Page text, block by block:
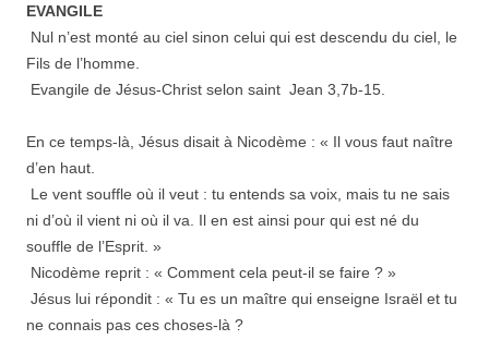
EVANGILE
Nul n’est monté au ciel sinon celui qui est descendu du ciel, le
Fils de l’homme.
Evangile de Jésus-Christ selon saint Jean 3,7b-15.
En ce temps-là, Jésus disait à Nicodème : « Il vous faut naître
d’en haut.
Le vent souffle où il veut : tu entends sa voix, mais tu ne sais
ni d’où il vient ni où il va. Il en est ainsi pour qui est né du
souffle de l’Esprit. »
Nicodème reprit : « Comment cela peut-il se faire ? »
Jésus lui répondit : « Tu es un maître qui enseigne Israël et tu
ne connais pas ces choses-là ?